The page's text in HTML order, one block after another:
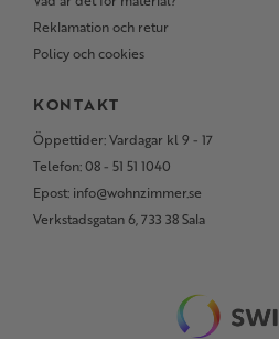
Reklamation och retur
Policy och cookies
KONTAKT
Öppettider: Vardagar kl 9 - 17
Telefon: 08 - 51 51 1040
Epost: info@wohnzimmer.se
Verkstadsgatan 6, 733 38 Sala